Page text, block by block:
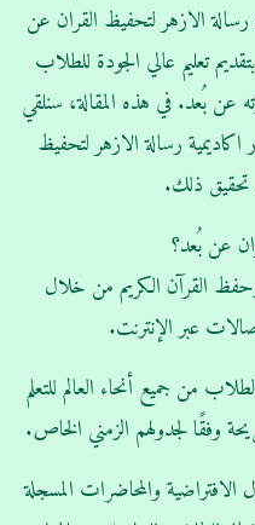
الازهر لتحفيظ القران عن
تعليم عالي الجودة للطلاب
عن بُعد. في هذه المقالة، سنلقي
رسالة الازهر لتحفيظ
تحقيق ذلك.
عن بُعد؟
القرآن الكريم من خلال
عبر الإنترنت.
من جميع أنحاء العالم للتعلم
وفقًا لجدولهم الزمني الخاص.
والمحاضرات المسجلة